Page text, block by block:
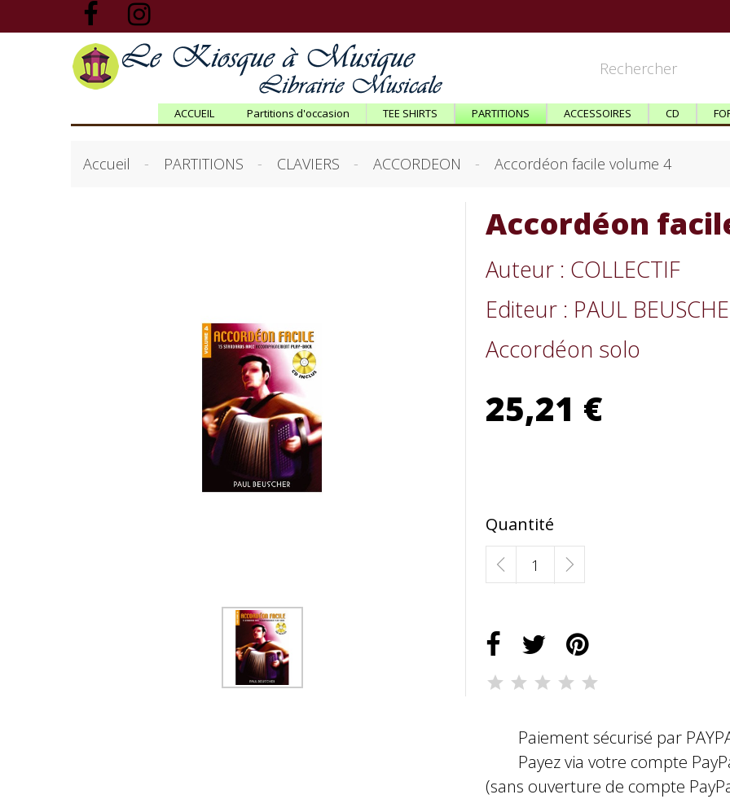
ACCUEIL Partitions d'occasion TEE SHIRTS PARTITIONS ACCESSOIRES CD
Accueil PARTITIONS CLAVIERS ACCORDEON Accordéon facile volume 4
Accordéon
Auteur : COLLECTIF
Editeur : PAUL
Accordéon solo
25,21 €
Quantité
Paiement sécurisé par
Payez via votre compte
(sans ouverture de compte